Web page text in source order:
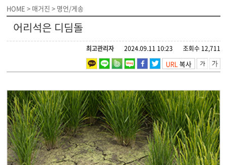
HOME > 매거진 > 명언/게송
어리석은 디딤돌
조회수 12,711
2024.09.11 10:23
최고관리자
URL복사